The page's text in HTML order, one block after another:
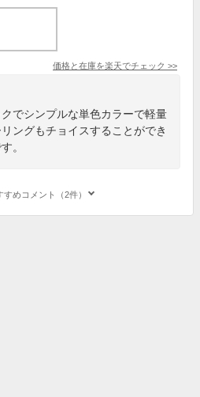
価格と在庫を楽天でチェック >>
でシンプルな単色カラーで軽量
ングもチョイスすることができ
。
すめコメント（2件）